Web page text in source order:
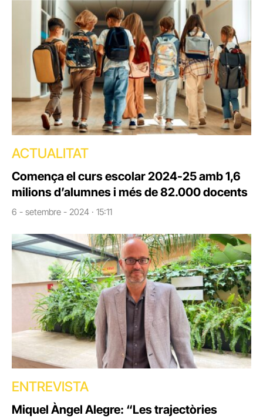
ACTUALITAT
Comença el curs escolar 2024-25 amb 1,6
milions d’alumnes i més de 82.000 docents
6 - setembre - 2024 · 15:11
ENTREVISTA
Miquel Àngel Alegre: “Les trajectòries